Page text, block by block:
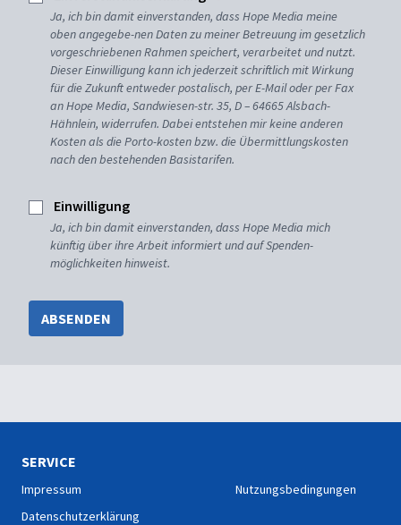
Ja, ich bin damit einverstanden, dass Hope Media meine
oben angegebe-nen Daten zu meiner Betreuung im gesetzlich
vorgeschriebenen Rahmen speichert, verarbeitet und nutzt.
Dieser Einwilligung kann ich jederzeit schriftlich mit Wirkung
für die Zukunft entweder postalisch, per E-Mail oder per Fax
an Hope Media, Sandwiesen-str. 35, D – 64665 Alsbach-
Hähnlein, widerrufen. Dabei entstehen mir keine anderen
Kosten als die Porto-kosten bzw. die Übermittlungskosten
nach den bestehenden Basistarifen.
Einwilligung
Ja, ich bin damit einverstanden, dass Hope Media mich
künftig über ihre Arbeit informiert und auf Spenden-
möglichkeiten hinweist.
ABSENDEN
SERVICE
Impressum
Datenschutzerklärung
Nutzungsbedingungen